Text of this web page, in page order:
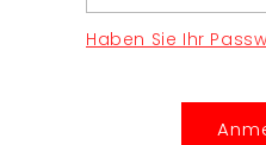
Haben Sie Ihr